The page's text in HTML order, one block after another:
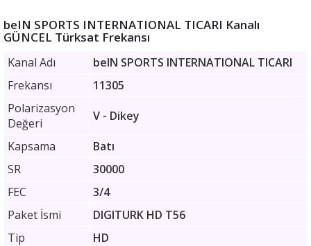
beIN SPORTS INTERNATIONAL TICARI Kanalı
GÜNCEL Türksat Frekansı
Kanal Adı
beIN SPORTS INTERNATIONAL TICARI
Frekansı
11305
Polarizasyon
Değeri
V - Dikey
Kapsama
Batı
SR
30000
FEC
3/4
Paket İsmi
DIGITURK HD T56
Tip
HD